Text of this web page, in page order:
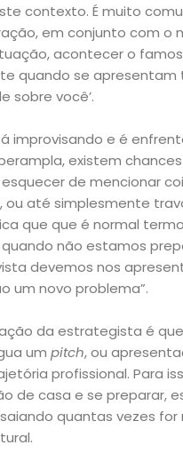
contexto. É muito
em conjunto com o
acontecer o
quando se apresentam
sobre você’.
improvisando e é
existem
de mencionar
até simplesmente
que que é normal
não estamos
devemos nos
um novo problema”.
da estrategista é
umpitch, ou
profissional. Para
de casa e se preparar,
quantas vezes for